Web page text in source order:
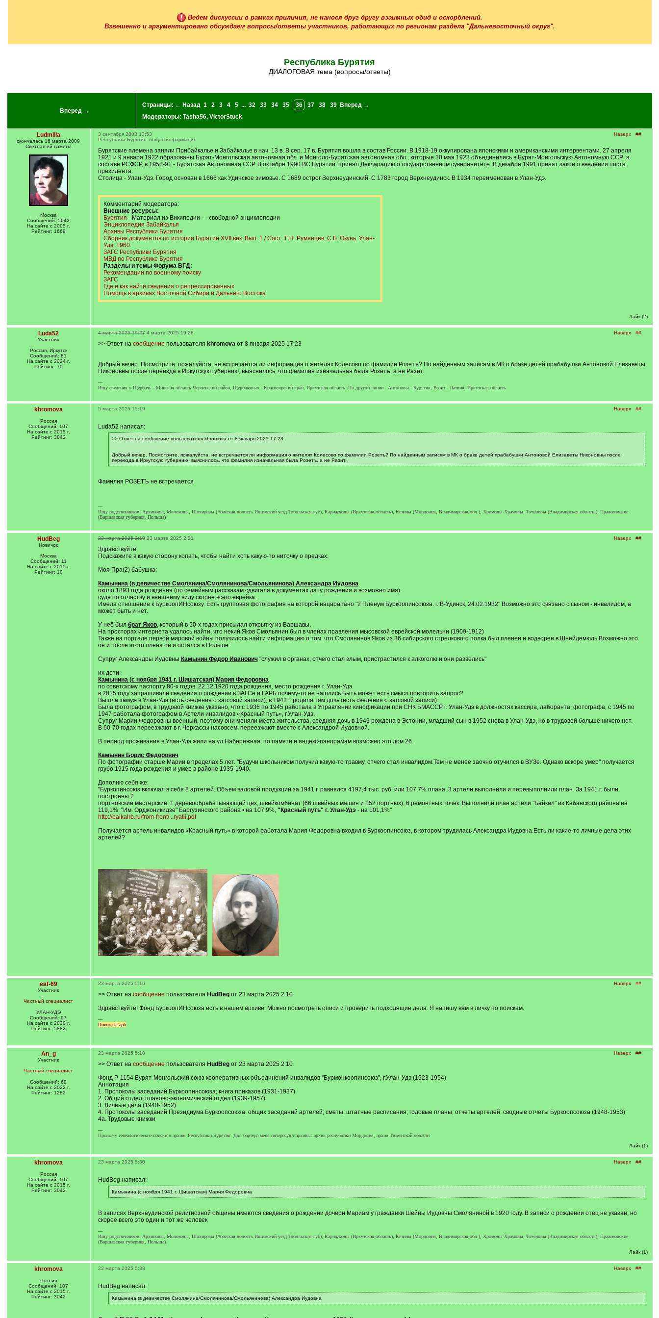
Ведем дискуссии в рамках приличия, не нанося друг другу взаимных обид и оскорблений.
Взвешенно и аргументировано обсуждаем вопросы/ответы участников, работающих по регионам раздела "Дальневосточный округ".
Республика Бурятия
ДИАЛОГОВАЯ тема (вопросы/ответы)
Вперед →
Страницы: ← Назад 1 2 3 4 5 ... 32 33 34 35 36 37 38 39
Вперед →
Модераторы: Tasha56, VictorStuck
Ludmilla
скончалась 16 марта 2009
Светлая ей память!
Москва
Сообщений: 5643
На сайте с 2005 г.
Рейтинг: 1669
Наверх ##
3 сентября 2003 13:53
Республика Бурятия: общая информация
Бурятские племена заняли Прибайкалье и Забайкалье в нач. 13 в. В сер. 17 в. Бурятия вошла в состав России. В 1918-19 оккупирована японскими и американскими интервентами. 27 апреля
1921 и 9 января 1922 образованы Бурят-Монгольская автономная обл. и Монголо-Бурятская автономная обл., которые 30 мая 1923 объединились в Бурят-Монгольскую Автономную ССР в
составе РСФСР, в 1958-91 - Бурятская Автономная ССР. В октябре 1990 ВС Бурятии принял Декларацию о государственном суверенитете. В декабре 1991 принят закон о введении поста
президента.
Столица - Улан-Удэ. Город основан в 1666 как Удинское зимовье. С 1689 острог Верхнеудинский. С 1783 город Верхнеудинск. В 1934 переименован в Улан-Удэ.
Комментарий модератора:
Внешние ресурсы:
Бурятия - Материал из Википедии — свободной энциклопедии
Энциклопедия Забайкалья
Архивы Республики Бурятия
Сборник документов по истории Бурятии XVII век. Вып. 1 / Сост.: Г.Н. Румянцев, С.Б. Окунь. Улан-
Удэ, 1960.
ЗАГС Республики Бурятия
МВД по Республике Бурятия
Разделы и темы Форума ВГД:
Рекомендации по военному поиску
ЗАГС
Где и как найти сведения о репрессированных
Помощь в архивах Восточной Сибири и Дальнего Востока
Лайк (2)
Luda52
Участник
Россия, Иркутск
Сообщений: 81
На сайте с 2024 г.
Рейтинг: 75
Наверх ##
4 марта 2025 19:27 4 марта 2025 19:28
>> Ответ на сообщение пользователя khromovaот 8 января 2025 17:23
Добрый вечер. Посмотрите, пожалуйста, не встречается ли информация о жителях Колесово по фамилии Розетъ? По найденным записям в МК о браке детей прабабушки Антоновой Елизаветы
Никоновны после переезда в Иркутскую губернию, выяснилось, что фамилия изначальная была Розетъ, а не Разит.
---
Ищу сведения о Щербачь - Минская область Червенский район, Щербаковых - Красноярский край, Иркутская область. По другой линии - Антоновы - Бурятия, Розит - Латвия, Иркутская область
khromova
Россия
Сообщений: 107
На сайте с 2015 г.
Рейтинг: 3042
Наверх ##
5 марта 2025 15:19
Luda52 написал:
[>> Ответ на сообщение пользователя khromova от 8 января 2025 17:23
Добрый вечер. Посмотрите, пожалуйста, не встречается ли информация о жителях Колесово по фамилии Розетъ? По найденным записям в МК о браке детей прабабушки Антоновой Елизаветы Никоновны после
переезда в Иркутскую губернию, выяснилось, что фамилия изначальная была Розетъ, а не Разит.
[
]
Фамилия РОЗЕТЪ не встречается
---
Ищу родственников: Архиповы, Молоковы, Шохиревы (Абатская волость Ишимский уезд Тобольская губ), Карнауховы (Иркутская область), Кезины (Мордовия, Владимирская обл.), Хромовы-Храмовы, Точёновы (Владимирская область), Пражмовские
(Варшавская губерния, Польша)
HudBeg
Новичок
Москва
Сообщений: 11
На сайте с 2015 г.
Рейтинг: 10
Наверх ##
23 марта 2025 2:10 23 марта 2025 2:21
Здравствуйте.
Подскажите в какую сторону копать, чтобы найти хоть какую-то ниточку о предках:
Моя Пра(2) бабушка:
Камынина (в девичестве Смолянина/Смолянинова/Смольянинова) Александра Иудовна
около 1893 года рождения (по семейным рассказам сдвигала в документах дату рождения и возможно имя).
судя по отчеству и внешнему виду скорее всего еврейка.
Имела отношение к БуркоопИНсоюзу. Есть групповая фотография на которой нацарапано "2 Пленум Буркоопинсоюза. г. В-Удинск, 24.02.1932" Возможно это связано с сыном - инвалидом, а
может быть и нет.
У неё был брат Яков, который в 50-х годах присылал открытку из Варшавы.
На просторах интернета удалось найти, что некий Яков Смольянин был в членах правления мысовской еврейской молельни (1909-1912)
Также на портале первой мировой войны получилось найти информацию о том, что Смолянинов Яков из 36 сибирского стрелкового полка был пленен и водворен в Шнейдемюль.Возможно это
он и после этого плена он и остался в Польше.
Супруг Александры Иудовны Камынин Федор Иванович"служил в органах, отчего стал злым, пристрастился к алкоголю и они развелись"
их дети:
Камынина (с ноября 1941 г. Шишатская) Мария Федоровна
по советскому паспорту 80-х годов: 22.12.1920 года рождения, место рождения г. Улан-Удэ
в 2015 году запрашивали сведения о рождении в ЗАГСе и ГАРБ почему-то не нашлись Быть может есть смысл повторить запрос?
Вышла замуж в Улан-Удэ (есть сведения о загсовой записи), в 1942 г. родила там дочь (есть сведения о загсовой записи)
Была фотографом, в трудовой книжке указано, что с 1936 по 1945 работала в Управлении кинофикации при СНК БМАССР г. Улан-Удэ в должностях кассира, лаборанта. фотографа, с 1945 по
1947 работала фотографом в Артели инвалидов «Красный путь», г.Улан-Удэ.
Супруг Марии Федоровны военный, поэтому они меняли места жительства, средняя дочь в 1949 рождена в Эстонии, младший сын в 1952 снова в Улан-Удэ, но в трудовой больше ничего нет.
В 60-70 годах переезжают в г. Черкассы насовсем, переезжают вместе с Александрой Иудовной.
В период проживания в Улан-Удэ жили на ул Набережная, по памяти и яндекс-панорамам возможно это дом 26.
Камынин Борис Федорович
По фотографии старше Марии в пределах 5 лет. "Будучи школьником получил какую-то травму, отчего стал инвалидом.Тем не менее заочно отучился в ВУЗе. Однако вскоре умер" получается
грубо 1915 года рождения и умер в районе 1935-1940.
Дополню себя же:
"Буркопинсоюз включал в себя 8 артелей. Объем валовой продукции за 1941 г. равнялся 4197,4 тыс. руб. или 107,7% плана. 3 артели выполнили и перевыполнили план. За 1941 г. были
построены 2
портновские мастерские, 1 деревообрабатывающий цех, швейкомбинат (66 швейных машин и 152 портных), 6 ремонтных точек. Выполнили план артели "Байкал" из Кабанского района на
119,1%, "Им. Орджоникидзе" Баргузинского района • на 107,9%, "Красный путь" г. Улан-Удэ- на 101,1%"
http://baikalrb.ru/from-front/...ryatii.pdf
Получается артель инвалидов «Красный путь» в которой работала Мария Федоровна входил в Буркоопинсоюз, в котором трудилась Александра Иудовна.Есть ли какие-то личные дела этих
артелей?
eaf-69
Участник
Частный специалист
УЛАН-УДЭ
Сообщений: 97
На сайте с 2020 г.
Рейтинг: 5882
Наверх ##
23 марта 2025 5:16
>> Ответ на сообщение пользователя HudBegот 23 марта 2025 2:10
Здравствуйте! Фонд БуркоопИНсоюза есть в нашем архиве. Можно посмотреть описи и проверить подходящие дела. Я напишу вам в личку по поискам.
---
Поиск в Гарб
An_g
Участник
Частный специалист
Сообщений: 60
На сайте с 2022 г.
Рейтинг: 1282
Наверх ##
23 марта 2025 5:18
>> Ответ на сообщение пользователя HudBegот 23 марта 2025 2:10
Фонд Р-1154 Бурят-Монгольский союз кооперативных объединений инвалидов "Бурмонкоопинсоюз", г.Улан-Удэ (1923-1954)
Аннотация
1. Протоколы заседаний Буркоопинсоюза; книга приказов (1931-1937)
2. Общий отдел; планово-экономический отдел (1939-1957)
3. Личные дела (1940-1952)
4. Протоколы заседаний Президиума Буркоопсоюза, общих заседаний артелей; сметы; штатные расписания; годовые планы; отчеты артелей; сводные отчеты Буркоопсоюза (1948-1953)
4а. Трудовые книжки
---
Провожу генеалогические поиски в архиве Республики Бурятия. Для бартера меня интересуют архивы: архив республики Мордовия, архив Тюменской области
Лайк (1)
khromova
Россия
Сообщений: 107
На сайте с 2015 г.
Рейтинг: 3042
Наверх ##
23 марта 2025 5:30
HudBeg написал:
[
q
Камынина (с ноября 1941 г. Шишатская) Мария Федоровна
[
]
В записях Верхнеудинской религиозной общины имеются сведения о рождении дочери Мариам у гражданки Шейны Иудовны Смоляниной в 1920 году. В записи о рождении отец не указан, но
скорее всего это один и тот же человек
---
Ищу родственников: Архиповы, Молоковы, Шохиревы (Абатская волость Ишимский уезд Тобольская губ), Карнауховы (Иркутская область), Кезины (Мордовия, Владимирская обл.), Хромовы-Храмовы, Точёновы (Владимирская область), Пражмовские
(Варшавская губерния, Польша)
Лайк (1)
khromova
Россия
Сообщений: 107
На сайте с 2015 г.
Рейтинг: 3042
Наверх ##
23 марта 2025 5:38
HudBeg написал:
[
q
Камынина (в девичестве Смолянина/Смолянинова/Смольянинова) Александра Иудовна
[